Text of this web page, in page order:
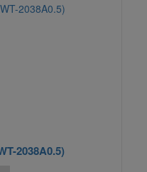
2038A0.5)